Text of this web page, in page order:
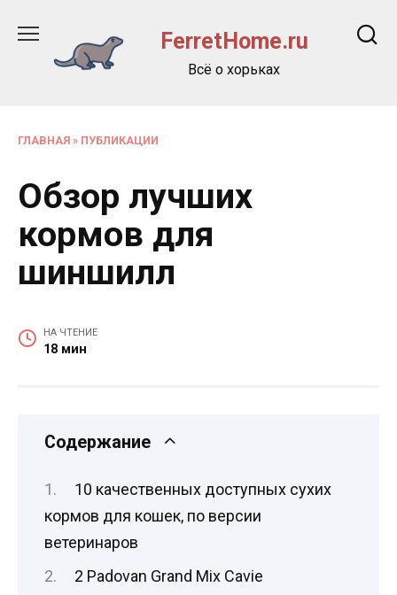
содержанию
FerretHome.ru
Всё о хорьках
ГЛАВНАЯ » ПУБЛИКАЦИИ
Обзор лучших
кормов для
шиншилл
НА ЧТЕНИЕ
18 мин
Содержание
10 качественных доступных сухих
кормов для кошек, по версии
ветеринаров
2 Padovan Grand Mix Сavie